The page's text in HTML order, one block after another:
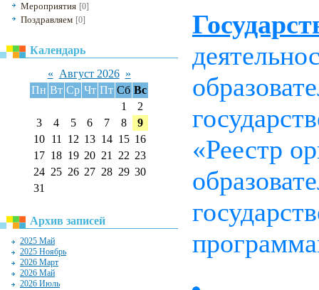
Мероприятия [0]
Поздравляем [0]
Календарь
« Август 2026 »
Пн Вт Ср Чт Пт Сб Вс
1
2
3
4 5 6 7 8
9
10
11 12 13 14 15 16
17 18 19 20 21 22 23
24 25 26 27 28 29 30
31
Архив записей
2025 Май
2025 Ноябрь
2026 Март
2026 Май
2026 Июль
«Реестр